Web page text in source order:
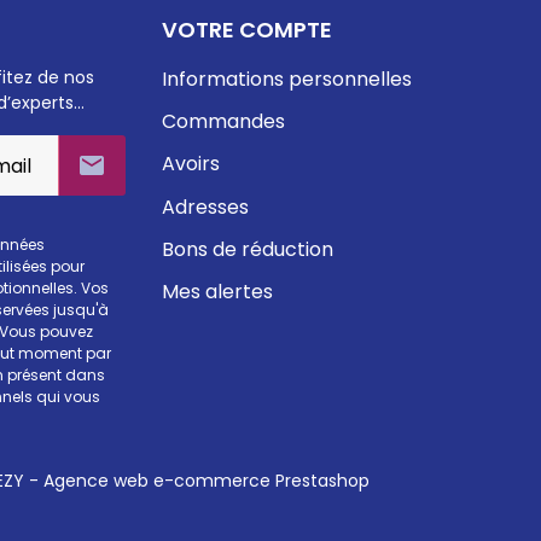
de nos

pour
Vos
jusqu'à
pouvez
moment par
présent dans
qui vous
VOTRE COMPTE
Informations personnelles
Commandes
Avoirs
Adresses
Bons de réduction
Mes alertes
- Agence web e-commerce Prestashop